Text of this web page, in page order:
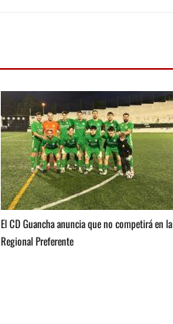
El CD Guancha anuncia que no competirá en la
Regional Preferente